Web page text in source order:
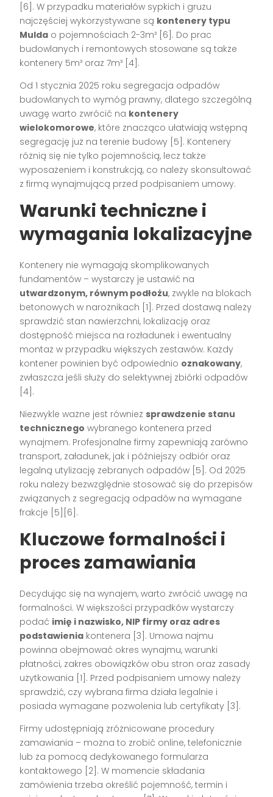
[6]. W przypadku materiałów sypkich i gruzu
najczęściej wykorzystywane są kontenery typu
Mulda o pojemnościach 2-3m³ [6]. Do prac
budowlanych i remontowych stosowane są także
kontenery 5m³ oraz 7m³ [4].
Od 1 stycznia 2025 roku segregacja odpadów
budowlanych to wymóg prawny, dlatego szczególną
uwagę warto zwrócić na kontenery
wielokomorowe, które znacząco ułatwiają wstępną
segregację już na terenie budowy [5]. Kontenery
różnią się nie tylko pojemnością, lecz także
wyposażeniem i konstrukcją, co należy skonsultować
z firmą wynajmującą przed podpisaniem umowy.
Warunki techniczne i
wymagania lokalizacyjne
Kontenery nie wymagają skomplikowanych
fundamentów – wystarczy je ustawić na
utwardzonym, równym podłożu, zwykle na blokach
betonowych w narożnikach [1]. Przed dostawą należy
sprawdzić stan nawierzchni, lokalizację oraz
dostępność miejsca na rozładunek i ewentualny
montaż w przypadku większych zestawów. Każdy
kontener powinien być odpowiednio oznakowany,
zwłaszcza jeśli służy do selektywnej zbiórki odpadów
[4].
Niezwykle ważne jest również sprawdzenie stanu
technicznego wybranego kontenera przed
wynajmem. Profesjonalne firmy zapewniają zarówno
transport, załadunek, jak i późniejszy odbiór oraz
legalną utylizację zebranych odpadów [5]. Od 2025
roku należy bezwzględnie stosować się do przepisów
związanych z segregacją odpadów na wymagane
frakcje [5][6].
Kluczowe formalności i
proces zamawiania
Decydując się na wynajem, warto zwrócić uwagę na
formalności. W większości przypadków wystarczy
podać imię i nazwisko, NIP firmy oraz adres
podstawienia kontenera [3]. Umowa najmu
powinna obejmować okres wynajmu, warunki
płatności, zakres obowiązków obu stron oraz zasady
użytkowania [1]. Przed podpisaniem umowy należy
sprawdzić, czy wybrana firma działa legalnie i
posiada wymagane pozwolenia lub certyfikaty [3].
Firmy udostępniają zróżnicowane procedury
zamawiania – można to zrobić online, telefonicznie
lub za pomocą dedykowanego formularza
kontaktowego [2]. W momencie składania
zamówienia trzeba określić pojemność, termin i